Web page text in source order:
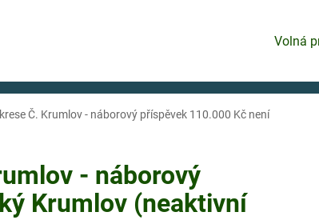
Volná
Č. Krumlov - náborový příspěvek 110.000 Kč není
- náborový
Krumlov (neaktivní